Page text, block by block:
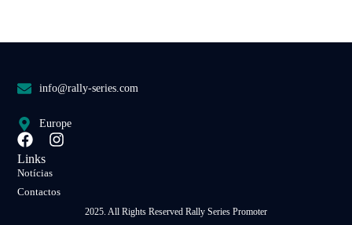
info@rally-series.com
Europe
Links
Notícias
Contactos
2025. All Rights Reserved Rally Series Promoter